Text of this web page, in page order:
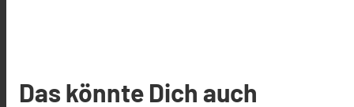
Das könnte Dich auch